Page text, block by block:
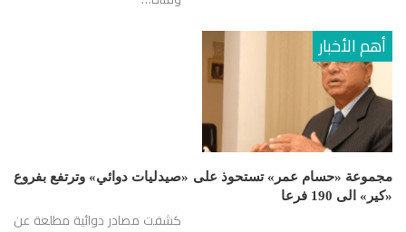
أهم الأخبار
مجموعة «حسام عمر» تستحوذ على «صيدليات دوائي» وترتفع بفروع
«كير» الى 190 فرعا
كشفت مصادر دوائية مطلعة عن